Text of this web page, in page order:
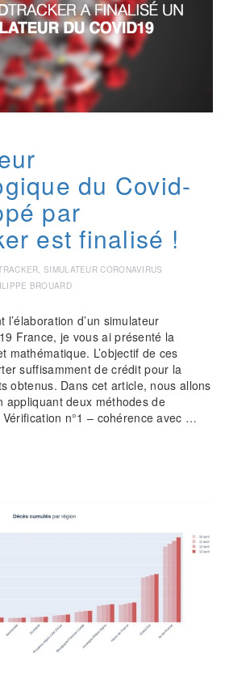
du Covid-
par
est finalisé !
SIMULATEUR CORONAVIRUS
BROUARD
l’élaboration d’un simulateur
France, je vous ai présenté la
mathématique. L’objectif de ces
suffisamment de crédit pour la
obtenus. Dans cet article, nous allons
appliquant deux méthodes de
n°1 – cohérence avec …